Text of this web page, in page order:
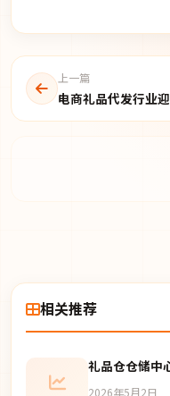
上一篇
电商礼品代发行业
相关推荐
礼品仓仓储中
2026年5月2日